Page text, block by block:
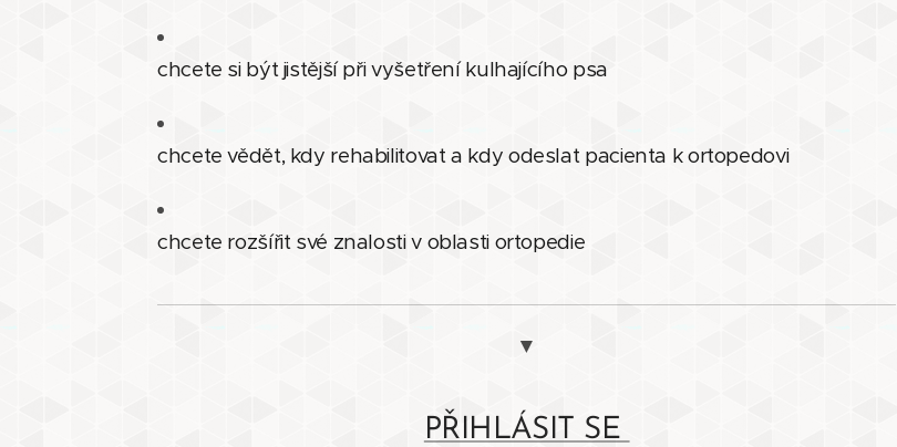
chcete si být jistější při vyšetření kulhajícího psa
chcete vědět, kdy rehabilitovat a kdy odeslat pacienta k ortopedovi
chcete rozšířit své znalosti v oblasti ortopedie
▼
PŘIHLÁSIT SE